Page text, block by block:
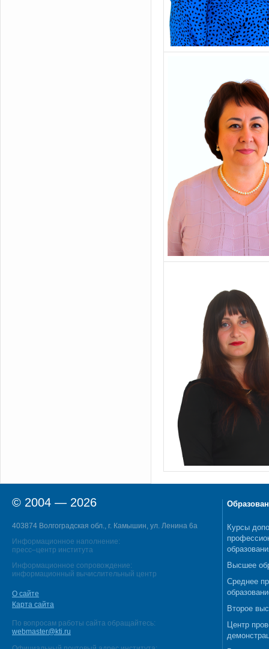
© 2004 — 2026
403874 Волгоградская обл., г. Камышин, ул. Ленина 6а
Информационное наполнение:
пресс–центр института
Информационное сопровождение:
информационный вычислительный центр
О сайте
Карта сайта
По вопросам работы сайта обращайтесь:
webmaster@kti.ru
Курсы
Высшее
Среднее
Второе
Центр